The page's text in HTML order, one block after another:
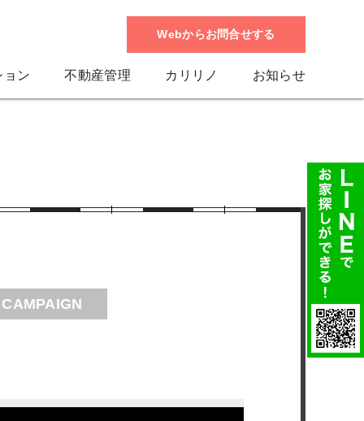
Webからお問合せする
ョン 不動産管理 カリリノ お知らせ
CAMPAIGN